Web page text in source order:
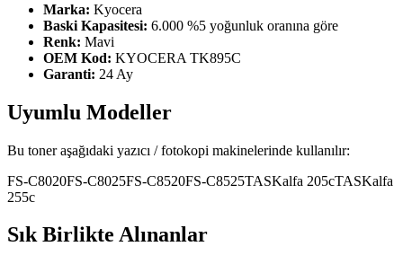
Marka: Kyocera
Baski Kapasitesi: 6.000 %5 yoğunluk oranına göre
Renk: Mavi
OEM Kod: KYOCERA TK895C
Garanti: 24 Ay
Uyumlu Modeller
Bu toner aşağıdaki yazıcı / fotokopi makinelerinde kullanılır:
FS-C8020FS-C8025FS-C8520FS-C8525TASKalfa 205cTASKalfa
255c
Sık Birlikte Alınanlar